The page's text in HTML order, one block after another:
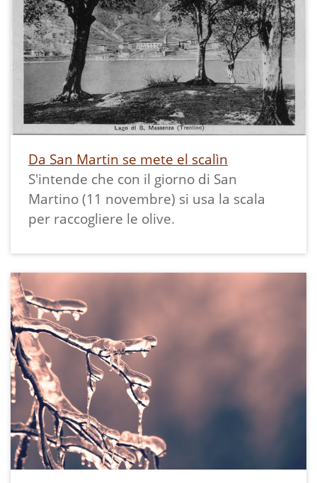
Da San Martin se mete el scalìn
S'intende che con il giorno di San
Martino (11 novembre) si usa la scala
per raccogliere le olive.
A proposito di olive in Valle dei Laghi
consigliamo di visitare la